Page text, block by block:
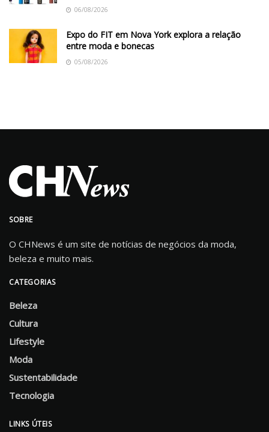
06/08/2026
Expo do FIT em Nova York explora a relação
entre moda e bonecas
05/08/2026
SOBRE
O CHNews é um site de notícias de negócios da moda,
beleza e muito mais.
CATEGORIAS
Beleza
Cultura
Lifestyle
Moda
Sustentabilidade
Tecnologia
LINKS ÚTEIS